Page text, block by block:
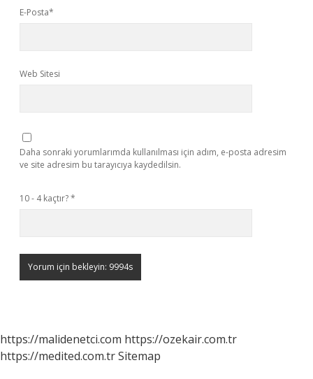
E-Posta*
Web Sitesi
Daha sonraki yorumlarımda kullanılması için adım, e-posta adresim
ve site adresim bu tarayıcıya kaydedilsin.
10 - 4 kaçtır?*
https://malidenetci.com https://ozekair.com.tr
https://medited.com.trSitemap